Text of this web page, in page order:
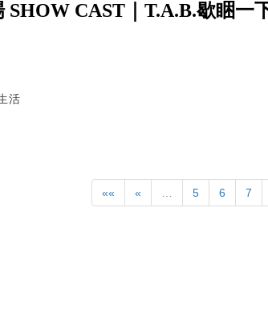
SHOW CAST｜T.A.B.歇睏一
活
«« « … 5 6 7